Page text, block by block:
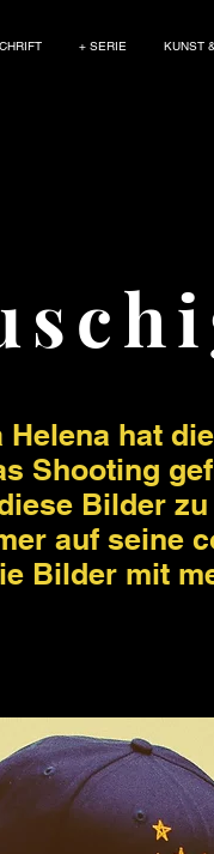
+ SERIE KUNST
hat
Shooting
Bilder
auf seine
Bilder mit